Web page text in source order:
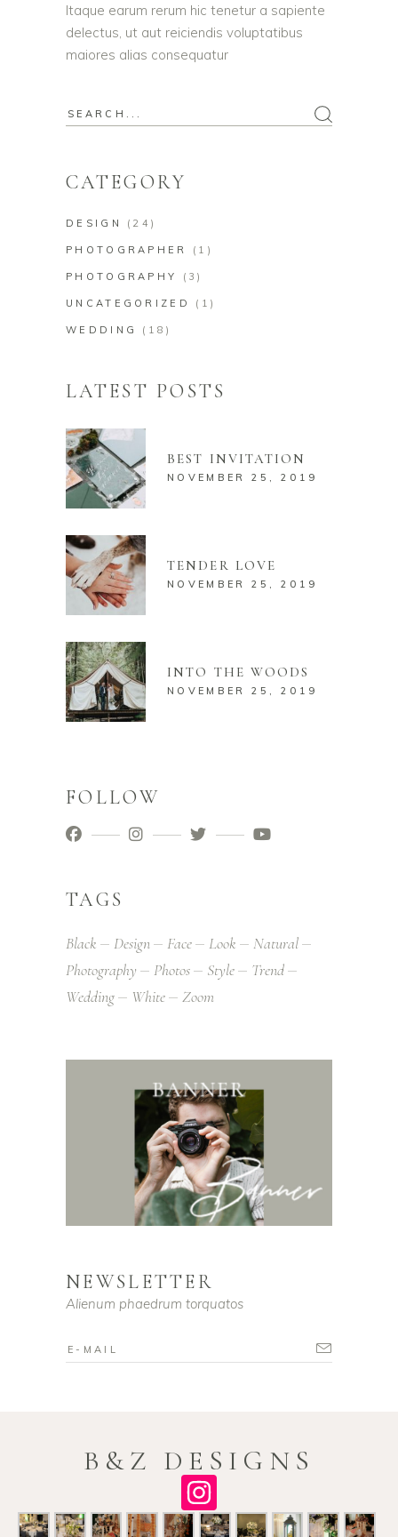
Itaque earum rerum hic tenetur a sapiente
delectus, ut aut reiciendis voluptatibus
maiores alias consequatur
CATEGORY
DESIGN (24)
PHOTOGRAPHER (1)
PHOTOGRAPHY (3)
UNCATEGORIZED (1)
WEDDING (18)
LATEST POSTS
BEST INVITATION
NOVEMBER 25, 2019
TENDER LOVE
NOVEMBER 25, 2019
INTO THE WOODS
NOVEMBER 25, 2019
FOLLOW
TAGS
Black Design Face Look
Natural
Photography
Photos Style
Trend
Wedding
White Zoom
NEWSLETTER
Alienum phaedrum torquatos
B&Z DESIGNS